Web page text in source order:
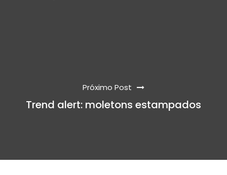
Próximo Post
Trend alert: moletons estampados